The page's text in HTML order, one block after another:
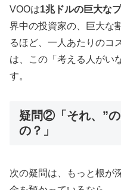
VOOは1兆ドルの巨大な
界中の投資家の、巨大な
るほど、一人あたりのコ
は、この「考える人がい
す。
疑問②「それ、”
の？」
次の疑問は、もっと根が